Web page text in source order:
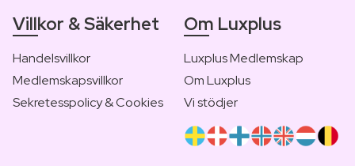
Villkor & Säkerhet
Handelsvillkor
Medlemskapsvillkor
Sekretesspolicy & Cookies
Om Luxplus
Luxplus Medlemskap
Om Luxplus
Vi stödjer